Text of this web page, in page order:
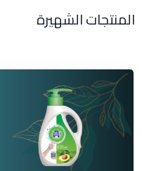
المنتجات الشهيرة